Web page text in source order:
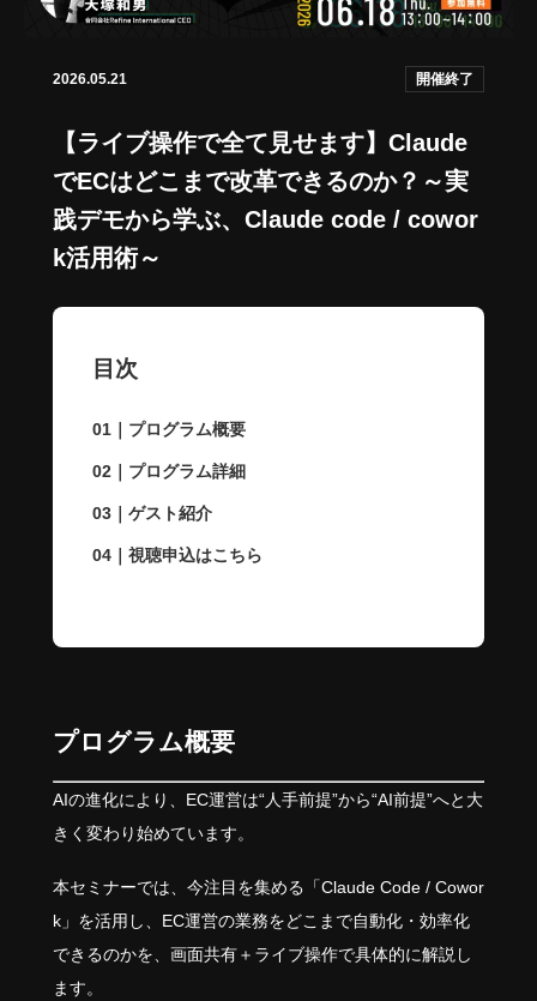
2026.05.21 開催終了
【ライブ操作で全て見せます】Claude
でECはどこまで改革できるのか？～実
践デモから学ぶ、Claude code / cowor
k活用術～
目次
01｜プログラム概要
02｜プログラム詳細
03｜ゲスト紹介
04｜視聴申込はこちら
プログラム概要
AIの進化により、EC運営は“人手前提”から“AI前提”へと大
きく変わり始めています。
本セミナーでは、今注目を集める「Claude Code / Cowor
k」を活用し、EC運営の業務をどこまで自動化・効率化
できるのかを、画面共有＋ライブ操作で具体的に解説し
ます。